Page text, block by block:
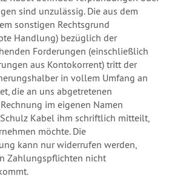
sind unzulässig. Die aus dem
sonstigen Rechtsgrund
Handlung) bezüglich der
Forderungen (einschließlich
aus Kontokorrent) tritt der
in vollem Umfang an
die an uns abgetretenen
im eigenen Namen
Kabel ihm schriftlich mitteilt,
möchte. Die
kann nur widerrufen werden,
Zahlungspflichten nicht